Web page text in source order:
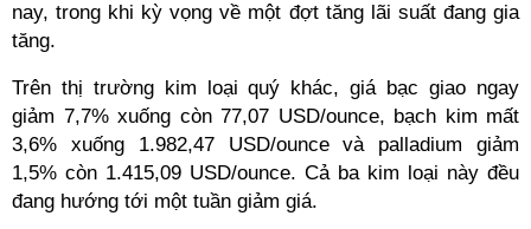
nay, trong khi kỳ vọng về một đợt tăng lãi suất đang gia
tăng.
Trên thị trường kim loại quý khác, giá bạc giao ngay
giảm 7,7% xuống còn 77,07 USD/ounce, bạch kim mất
3,6% xuống 1.982,47 USD/ounce và palladium giảm
1,5% còn 1.415,09 USD/ounce. Cả ba kim loại này đều
đang hướng tới một tuần giảm giá.